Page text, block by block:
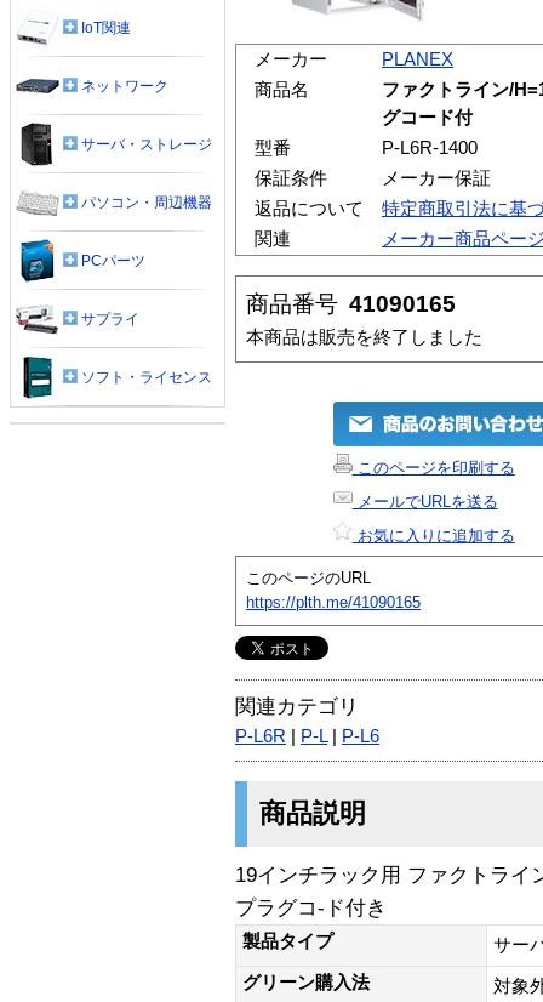
メーカー
PLANEX
商品名
ファクトライン/
グコード付
型番
P-L6R-1400
保証条件
メーカー保証
返品について
特定商取引法に基
関連
メーカー商品ペー
商品番号 41090165
本商品は販売を終了しました
このページを印刷する
メールでURLを送る
お気に入りに追加する
このページのURL
https://plth.me/41090165
関連カテゴリ
P-L6R P-L| P-L6
商品説明
19インチラック用 ファクトライ
プラグコ-ド付き
製品タイプ
サー
グリーン購入法
対象
IoT関連
ネットワーク
サーバ・ストレージ
パソコン・周辺機器
PCパーツ
サプライ
ソフト・ライセンス